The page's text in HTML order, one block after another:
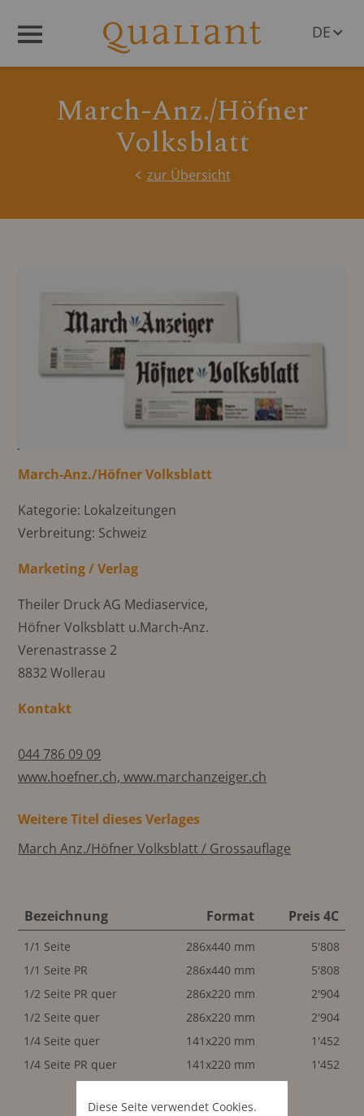
DE
March-Anz./Höfner
Volksblatt
zur Übersicht
March-Anz./Höfner Volksblatt
Kategorie: Lokalzeitungen
Verbreitung: Schweiz
Marketing / Verlag
Theiler Druck AG Mediaservice,
Höfner Volksblatt u.March-Anz.
Verenastrasse 2
8832 Wollerau
Kontakt
044 786 09 09
www.hoefner.ch, www.marchanzeiger.ch
Weitere Titel dieses Verlages
March Anz./Höfner Volksblatt / Grossauflage
Bezeichnung Format Preis 4C
1/1 Seite 286x440 mm
5'808
1/1 Seite PR
286x440 mm
5'808
1/2 Seite PR quer
286x220 mm
2'904
1/2 Seite quer
286x220 mm
2'904
1/4 Seite quer
141x220 mm
1'452
1/4 Seite PR quer
141x220 mm 1'452
Diese Seite verwendet Cookies.